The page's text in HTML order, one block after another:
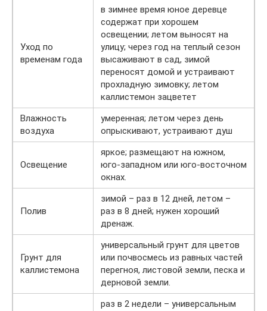
Уход по
временам года
в зимнее время юное деревце
содержат при хорошем
освещении; летом выносят на
улицу; через год на теплый сезон
высаживают в сад, зимой
переносят домой и устраивают
прохладную зимовку; летом
каллистемон зацветет
Влажность
воздуха
умеренная; летом через день
опрыскивают, устраивают душ
Освещение
яркое; размещают на южном,
юго-западном или юго-восточном
окнах.
Полив
зимой – раз в 12 дней, летом –
раз в 8 дней; нужен хороший
дренаж.
Грунт для
каллистемона
универсальный грунт для цветов
или почвосмесь из равных частей
перегноя, листовой земли, песка и
дерновой земли.
раз в 2 недели – универсальным